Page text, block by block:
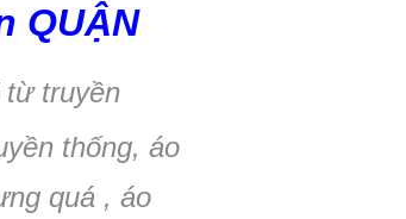
QUẬN
từ truyền
thống, áo
quá , áo